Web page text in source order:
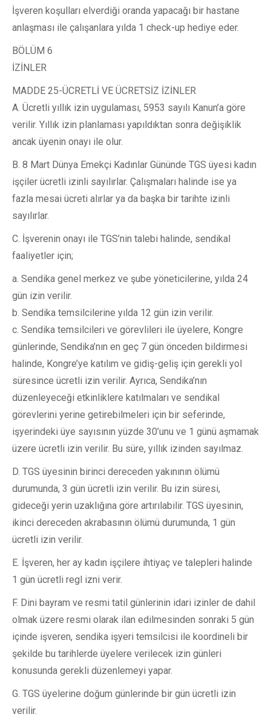
İşveren koşulları elverdiği oranda yapacağı bir hastane
anlaşması ile çalışanlara yılda 1 check-up hediye eder.
BÖLÜM 6
İZİNLER
MADDE 25-ÜCRETLİ VE ÜCRETSİZ İZİNLER
A. Ücretli yıllık izin uygulaması, 5953 sayılı Kanun’a göre
verilir. Yıllık izin planlaması yapıldıktan sonra değişiklik
ancak üyenin onayı ile olur.
B. 8 Mart Dünya Emekçi Kadınlar Gününde TGS üyesi kadın
işçiler ücretli izinli sayılırlar. Çalışmaları halinde ise ya
fazla mesai ücreti alırlar ya da başka bir tarihte izinli
sayılırlar.
C. İşverenin onayı ile TGS’nin talebi halinde, sendikal
faaliyetler için;
a. Sendika genel merkez ve şube yöneticilerine, yılda 24
gün izin verilir.
b. Sendika temsilcilerine yılda 12 gün izin verilir.
c. Sendika temsilcileri ve görevlileri ile üyelere, Kongre
günlerinde, Sendika’nın en geç 7 gün önceden bildirmesi
halinde, Kongre’ye katılım ve gidiş-geliş için gerekli yol
süresince ücretli izin verilir. Ayrıca, Sendika’nın
düzenleyeceği etkinliklere katılmaları ve sendikal
görevlerini yerine getirebilmeleri için bir seferinde,
işyerindeki üye sayısının yüzde 30’unu ve 1 günü aşmamak
üzere ücretli izin verilir. Bu süre, yıllık izinden sayılmaz.
D. TGS üyesinin birinci dereceden yakınının ölümü
durumunda, 3 gün ücretli izin verilir. Bu izin süresi,
gideceği yerin uzaklığına göre artırılabilir. TGS üyesinin,
ikinci dereceden akrabasının ölümü durumunda, 1 gün
ücretli izin verilir.
E. İşveren, her ay kadın işçilere ihtiyaç ve talepleri halinde
1 gün ücretli regl izni verir.
F. Dini bayram ve resmi tatil günlerinin idari izinler de dahil
olmak üzere resmi olarak ilan edilmesinden sonraki 5 gün
içinde işveren, sendika işyeri temsilcisi ile koordineli bir
şekilde bu tarihlerde üyelere verilecek izin günleri
konusunda gerekli düzenlemeyi yapar.
G. TGS üyelerine doğum günlerinde bir gün ücretli izin
verilir.